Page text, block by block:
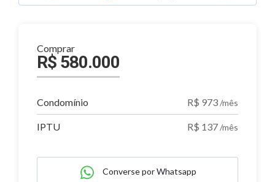
Comprar
R$ 580.000
Condomínio R$ 973/mês
IPTU R$ 137/mês
Converse por Whatsapp